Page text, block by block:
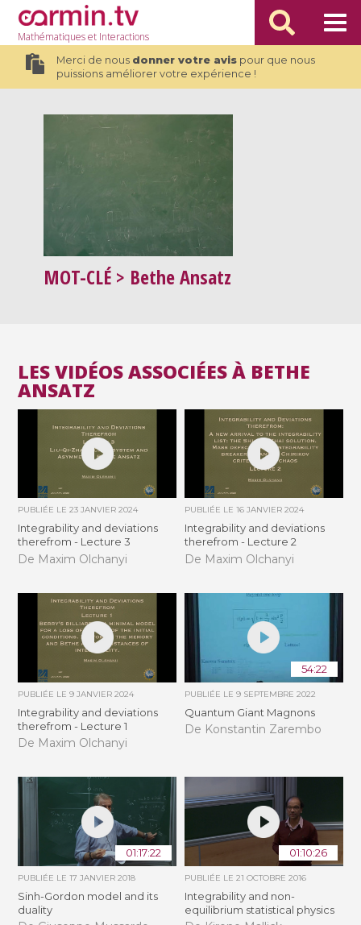
Mathématiqueset Interactions
Merci de nous donner votre avispour que nous
puissions améliorer votre expérience !
MOT-CLÉ > Bethe Ansatz
LES VIDÉOS ASSOCIÉES À BETHE
ANSATZ
PUBLIÉE LE23 JANVIER 2024
Integrability and deviations
therefrom - Lecture 3
De Maxim Olchanyi
PUBLIÉE LE 16 JANVIER 2024
Integrability and deviations
therefrom - Lecture 2
De Maxim Olchanyi
PUBLIÉE LE9 JANVIER 2024
Integrability and deviations
therefrom - Lecture 1
De Maxim Olchanyi
54:22
PUBLIÉE LE 9 SEPTEMBRE 2022
Quantum Giant Magnons
De Konstantin Zarembo
01:17:22
PUBLIÉE LE17 JANVIER 2018
Sinh-Gordon model and its
duality
01:10:26
PUBLIÉE LE 21 OCTOBRE 2016
Integrability and non-
equilibrium statistical physics